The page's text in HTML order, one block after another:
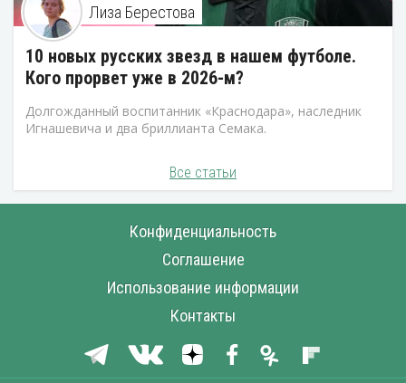
Лиза Берестова
10 новых русских звезд в нашем футболе.
Кого прорвет уже в 2026-м?
Долгожданный воспитанник «Краснодара», наследник
Игнашевича и два бриллианта Семака.
Все статьи
Конфиденциальность
Соглашение
Использование информации
Контакты